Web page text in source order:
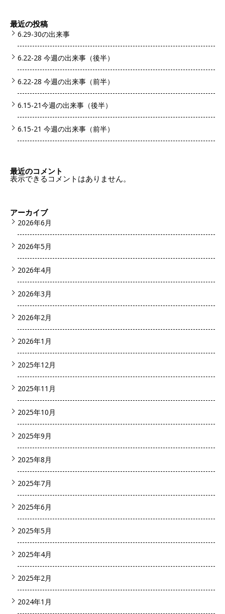
最近の投稿
6.29-30の出来事
6.22-28 今週の出来事（後半）
6.22-28 今週の出来事（前半）
6.15-21今週の出来事（後半）
6.15-21 今週の出来事（前半）
最近のコメント
表示できるコメントはありません。
アーカイブ
2026年6月
2026年5月
2026年4月
2026年3月
2026年2月
2026年1月
2025年12月
2025年11月
2025年10月
2025年9月
2025年8月
2025年7月
2025年6月
2025年5月
2025年4月
2025年2月
2024年1月